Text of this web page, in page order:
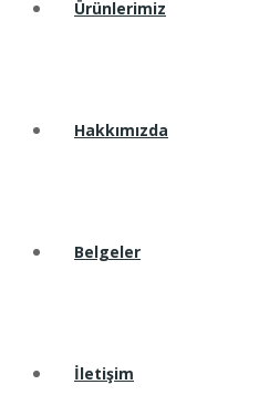
Ürünlerimiz
Hakkımızda
Belgeler
İletişim